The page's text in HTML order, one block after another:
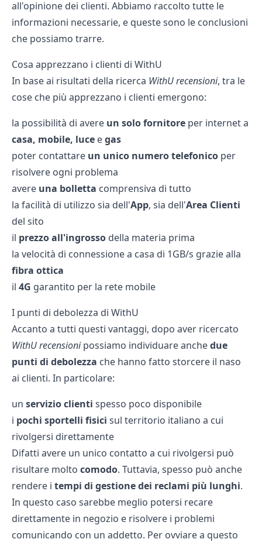
all'opinione dei clienti. Abbiamo raccolto tutte le
informazioni necessarie, e queste sono le conclusioni
che possiamo trarre.
Cosa apprezzano i clienti di WithU
In base ai risultati della ricerca WithU recensioni, tra le
cose che più apprezzano i clienti emergono:
la possibilità di avere un solo fornitore per internet a
casa, mobile, luce egas
poter contattare un unico numero telefonico per
risolvere ogni problema
avere una bolletta comprensiva di tutto
la facilità di utilizzo sia dell'App, sia dell'Area Clienti
del sito
il prezzo all'ingrosso della materia prima
la velocità di connessione a casa di 1GB/s grazie alla
fibra ottica
il 4G garantito per la rete mobile
I punti di debolezza di WithU
Accanto a tutti questi vantaggi, dopo aver ricercato
WithU recensionipossiamo individuare anchedue
punti di debolezza che hanno fatto storcere il naso
ai clienti. In particolare:
un servizio clienti spesso poco disponibile
i pochi sportelli fisici sul territorio italiano a cui
rivolgersi direttamente
Difatti avere un unico contatto a cui rivolgersi può
risultare molto comodo. Tuttavia, spesso può anche
rendere i tempi di gestione dei reclami più lunghi.
In questo caso sarebbe meglio potersi recare
direttamente in negozio e risolvere i problemi
comunicando con un addetto. Per ovviare a questo